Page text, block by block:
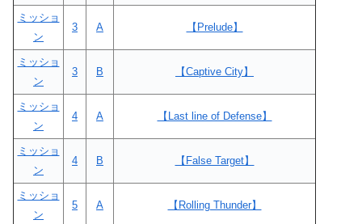
ミッショ
ン
3 A 【Prelude】
ミッショ
ン
3 B 【Captive City】
ミッショ
ン
4 A 【Last line of Defense】
ミッショ
ン
4 B 【False Target】
ミッショ
ン
5 A 【Rolling Thunder】